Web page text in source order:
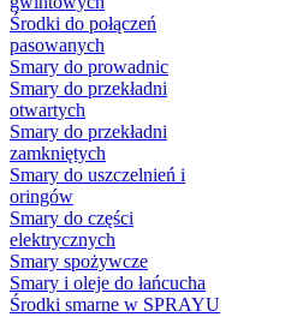
Środki do połączeń
pasowanych
Smary do prowadnic
Smary do przekładni
otwartych
Smary do przekładni
zamkniętych
Smary do uszczelnień i
oringów
Smary do części
elektrycznych
Smary spożywcze
Smary i oleje do łańcucha
Środki smarne w SPRAYU